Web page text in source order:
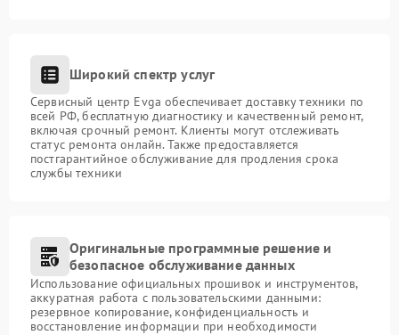
Широкий спектр услуг
Сервисный центр Evga обеспечивает доставку техники по
всей РФ, бесплатную диагностику и качественный ремонт,
включая срочный ремонт. Клиенты могут отслеживать
статус ремонта онлайн. Также предоставляется
постгарантийное обслуживание для продления срока
службы техники
Оригинальные программные решение и
безопасное обслуживание данных
Использование официальных прошивок и инструментов,
аккуратная работа с пользовательскими данными:
резервное копирование, конфиденциальность и
восстановление информации при необходимости